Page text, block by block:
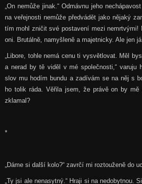
„On nemůže jinak.“ Odmávnu jeho
na veřejnosti nemůže předvádět jako nějaký
tím mohl zničit své postavení mezi nemrtvými!
oni. Brutálně, namyšleně a majetnicky. Ale jen
„Libore, tohle nemá cenu ti vysvětlovat. Měl
a nerad by tě viděl v mé společnosti,“ varuju
slov mu hodím bundu a zadívám se na něj s
ho tolik ráda. Věřila jsem, že právě on by mě
zklamal?
*
„Dáme si další kolo?“ zavrčí mi roztouženě do
„Ty jsi ale nenasytný.“ Hraji si na nedobytnou.